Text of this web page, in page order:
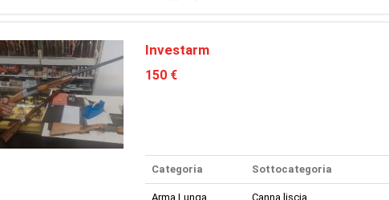
Investarm
150 €
Categoria Sottocategoria
Arma Lunga Canna liscia